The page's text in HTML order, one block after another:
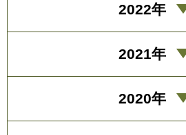
2022年
2021年
2020年